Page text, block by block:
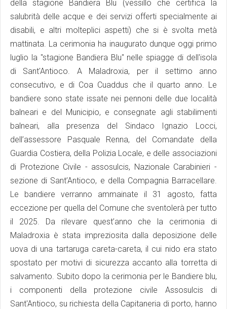
della stagione Bandiera Blu (vessillo che certifica la
salubrità delle acque e dei servizi offerti specialmente ai
disabili, e altri molteplici aspetti) che si è svolta metà
mattinata. La cerimonia ha inaugurato dunque oggi primo
luglio la "stagione Bandiera Blu" nelle spiagge di dell'isola
di Sant'Antioco. A Maladroxia, per il settimo anno
consecutivo, e di Coa Cuaddus che il quarto anno. Le
bandiere sono state issate nei pennoni delle due località
balneari e del Municipio, e consegnate agli stabilimenti
balneari, alla presenza del Sindaco Ignazio Locci,
dell’assessore Pasquale Renna, del Comandate della
Guardia Costiera, della Polizia Locale, e delle associazioni
di Protezione Civile - assosulcis, Nazionale Carabinieri -
sezione di Sant’Antioco, e della Compagnia Barracellare.
Le bandiere verranno ammainate il 31 agosto, fatta
eccezione per quella del Comune che sventolerà per tutto
il 2025. Da rilevare quest’anno che la cerimonia di
Maladroxia è stata impreziosita dalla deposizione delle
uova di una tartaruga careta-careta, il cui nido era stato
spostato per motivi di sicurezza accanto alla torretta di
salvamento. Subito dopo la cerimonia per le Bandiere blu,
i componenti della protezione civile Assosulcis di
Sant'Antioco, su richiesta della Capitaneria di porto, hanno